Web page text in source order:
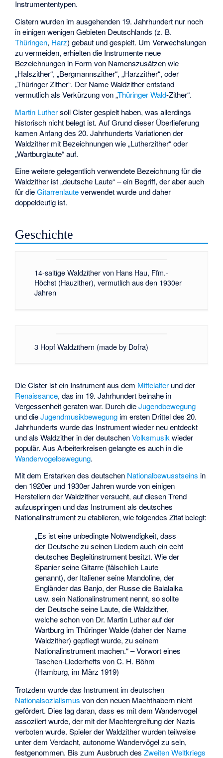
Instrumententypen.
Cistern wurden im ausgehenden 19. Jahrhundert nur noch
in einigen wenigen Gebieten Deutschlands (z. B.
Thüringen, Harz) gebaut und gespielt. Um Verwechslungen
zu vermeiden, erhielten die Instrumente neue
Bezeichnungen in Form von Namenszusätzen wie
„Halszither“, „Bergmannszither“, „Harzzither“, oder
„Thüringer Zither“. Der Name Waldzither entstand
vermutlich als Verkürzung von „Thüringer Wald-Zither“.
Martin Luthersoll Cister gespielt haben, was allerdings
historisch nicht belegt ist. Auf Grund dieser Überlieferung
kamen Anfang des 20. Jahrhunderts Variationen der
Waldzither mit Bezeichnungen wie „Lutherzither“ oder
„Wartburglaute“ auf.
Eine weitere gelegentlich verwendete Bezeichnung für die
Waldzither ist „deutsche Laute“ – ein Begriff, der aber auch
für dieGitarrenlauteverwendet wurde und daher
doppeldeutig ist.
Geschichte
14-saitige Waldzither von Hans Hau, Ffm.-
Höchst (Hauzither), vermutlich aus den 1930er
Jahren
3 Hopf Waldzithern (made by Dofra)
Die Cister ist ein Instrument aus dem Mittelalter und der
Renaissance, das im 19. Jahrhundert beinahe in
Vergessenheit geraten war. Durch dieJugendbewegung
und dieJugendmusikbewegung im ersten Drittel des 20.
Jahrhunderts wurde das Instrument wieder neu entdeckt
und als Waldzither in der deutschenVolksmusik wieder
populär. Aus Arbeiterkreisen gelangte es auch in die
Wandervogelbewegung.
Mit dem Erstarken des deutschen Nationalbewusstseins in
den 1920er und 1930er Jahren wurde von einigen
Herstellern der Waldzither versucht, auf diesen Trend
aufzuspringen und das Instrument als deutsches
Nationalinstrument zu etablieren, wie folgendes Zitat belegt:
„Es ist eine unbedingte Notwendigkeit, dass
der Deutsche zu seinen Liedern auch ein echt
deutsches Begleitinstrument besitzt. Wie der
Spanier seine Gitarre (fälschlich Laute
genannt), der Italiener seine Mandoline, der
Engländer das Banjo, der Russe die Balalaika
usw. sein Nationalinstrument nennt, so sollte
der Deutsche seine Laute, die Waldzither,
welche schon von Dr. Martin Luther auf der
Wartburg im Thüringer Walde (daher der Name
Waldzither) gepflegt wurde, zu seinem
Nationalinstrument machen.“ – Vorwort eines
Taschen-Liederhefts von C. H. Böhm
(Hamburg, im März 1919)
Trotzdem wurde das Instrument im deutschen
Nationalsozialismus von den neuen Machthabern nicht
gefördert. Dies lag daran, dass es mit dem Wandervogel
assoziiert wurde, der mit der Machtergreifung der Nazis
verboten wurde. Spieler der Waldzither wurden teilweise
unter dem Verdacht, autonome Wandervögel zu sein,
festgenommen. Bis zum Ausbruch desZweiten Weltkriegs